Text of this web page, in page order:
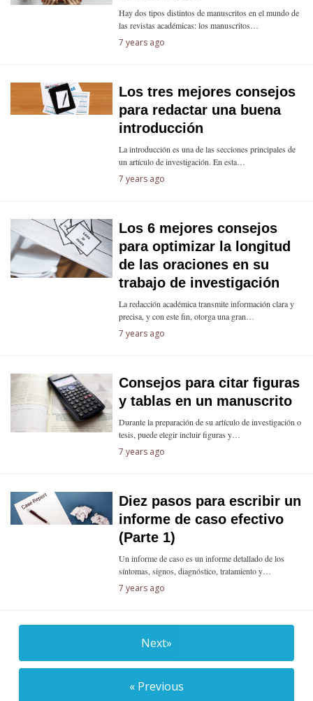
Hay dos tipos distintos de manuscritos en el mundo de
las revistas académicas: los manuscritos…
7 years ago
Los tres mejores consejos
para redactar una buena
introducción
La introducción es una de las secciones principales de
un artículo de investigación. En esta…
7 years ago
Los 6 mejores consejos
para optimizar la longitud
de las oraciones en su
trabajo de investigación
La redacción académica transmite información clara y
precisa, y con este fin, otorga una gran…
7 years ago
Consejos para citar figuras
y tablas en un manuscrito
Durante la preparación de su artículo de investigación o
tesis, puede elegir incluir figuras y…
7 years ago
Diez pasos para escribir un
informe de caso efectivo
(Parte 1)
Un informe de caso es un informe detallado de los
síntomas, signos, diagnóstico, tratamiento y…
7 years ago
Next»
« Previous